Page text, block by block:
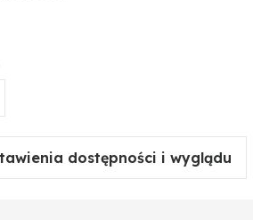
(mm): 60
dostępności i wyglądu